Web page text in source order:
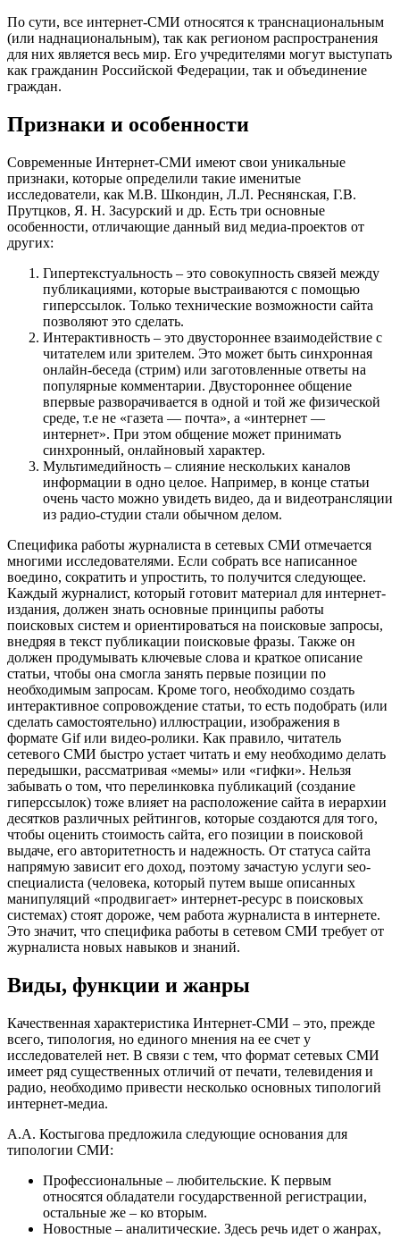
По сути, все интернет-СМИ относятся к транснациональным
(или наднациональным), так как регионом распространения
для них является весь мир. Его учредителями могут выступать
как гражданин Российской Федерации, так и объединение
граждан.
Признаки и особенности
Современные Интернет-СМИ имеют свои уникальные
признаки, которые определили такие именитые
исследователи, как М.В. Шкондин, Л.Л. Реснянская, Г.В.
Прутцков, Я. Н. Засурский и др. Есть три основные
особенности, отличающие данный вид медиа-проектов от
других:
Гипертекстуальность – это совокупность связей между
публикациями, которые выстраиваются с помощью
гиперссылок. Только технические возможности сайта
позволяют это сделать.
Интерактивность – это двустороннее взаимодействие с
читателем или зрителем. Это может быть синхронная
онлайн-беседа (стрим) или заготовленные ответы на
популярные комментарии. Двустороннее общение
впервые разворачивается в одной и той же физической
среде, т.е не «газета — почта», а «интернет —
интернет». При этом общение может принимать
синхронный, онлайновый характер.
Мультимедийность – слияние нескольких каналов
информации в одно целое. Например, в конце статьи
очень часто можно увидеть видео, да и видеотрансляции
из радио-студии стали обычном делом.
Специфика работы журналиста в сетевых СМИ отмечается
многими исследователями. Если собрать все написанное
воедино, сократить и упростить, то получится следующее.
Каждый журналист, который готовит материал для интернет-
издания, должен знать основные принципы работы
поисковых систем и ориентироваться на поисковые запросы,
внедряя в текст публикации поисковые фразы. Также он
должен продумывать ключевые слова и краткое описание
статьи, чтобы она смогла занять первые позиции по
необходимым запросам. Кроме того, необходимо создать
интерактивное сопровождение статьи, то есть подобрать (или
сделать самостоятельно) иллюстрации, изображения в
формате Gif или видео-ролики. Как правило, читатель
сетевого СМИ быстро устает читать и ему необходимо делать
передышки, рассматривая «мемы» или «гифки». Нельзя
забывать о том, что перелинковка публикаций (создание
гиперссылок) тоже влияет на расположение сайта в иерархии
десятков различных рейтингов, которые создаются для того,
чтобы оценить стоимость сайта, его позиции в поисковой
выдаче, его авторитетность и надежность. От статуса сайта
напрямую зависит его доход, поэтому зачастую услуги seo-
специалиста (человека, который путем выше описанных
манипуляций «продвигает» интернет-ресурс в поисковых
системах) стоят дороже, чем работа журналиста в интернете.
Это значит, что специфика работы в сетевом СМИ требует от
журналиста новых навыков и знаний.
Виды, функции и жанры
Качественная характеристика Интернет-СМИ – это, прежде
всего, типология, но единого мнения на ее счет у
исследователей нет. В связи с тем, что формат сетевых СМИ
имеет ряд существенных отличий от печати, телевидения и
радио, необходимо привести несколько основных типологий
интернет-медиа.
А.А. Костыгова предложила следующие основания для
типологии СМИ:
Профессиональные – любительские. К первым
относятся обладатели государственной регистрации,
остальные же – ко вторым.
Новостные – аналитические. Здесь речь идет о жанрах,